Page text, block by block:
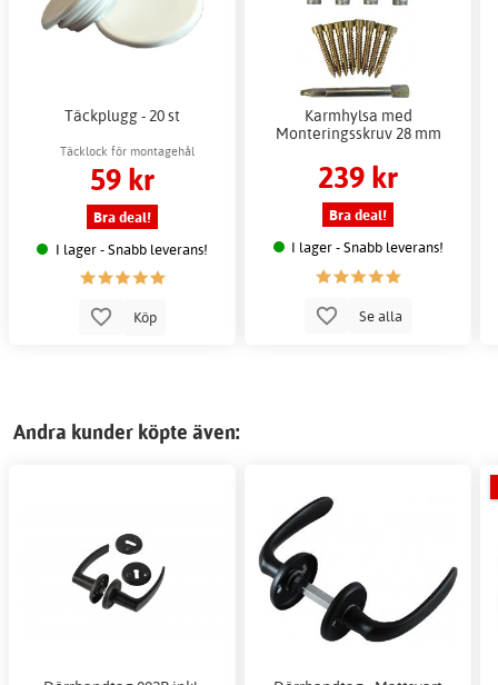
Täckplugg - 20 st
Täcklock för montagehål
59 kr
Bra deal!
I lager - Snabb leverans!
Köp
Karmhylsa med
Monteringsskruv 28 mm
239 kr
Bra deal!
I lager - Snabb leverans!
Se alla
Andra kunder köpte även: